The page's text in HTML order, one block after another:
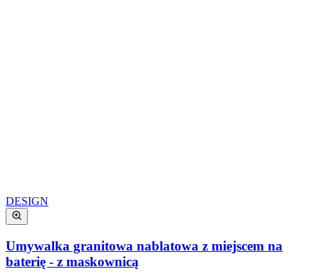
DESIGN
Umywalka granitowa nablatowa z miejscem na
baterię - z maskownicą